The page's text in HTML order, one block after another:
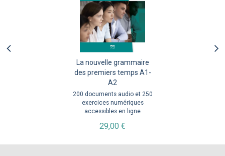
La nouvelle grammaire
des premiers temps A1-
A2
200 documents audio et 250
exercices numériques
accessibles en ligne
29,00 €